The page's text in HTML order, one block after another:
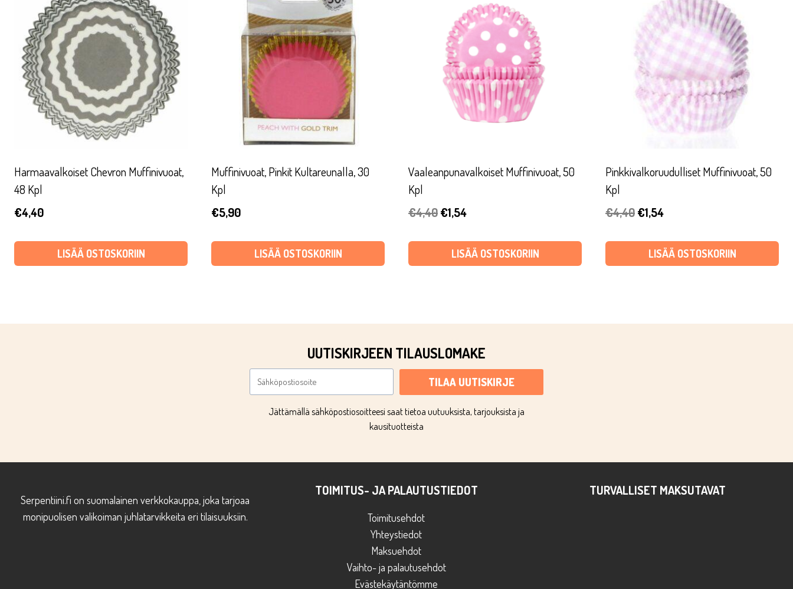
Harmaavalkoiset Chevron Muffinivuoat,
48 Kpl
€4,40
LISÄÄ OSTOSKORIIN
Muffinivuoat, Pinkit Kultareunalla, 30
Kpl
€5,90
LISÄÄ OSTOSKORIIN
Vaaleanpunavalkoiset Muffinivuoat, 50
Kpl
€4,40Alkuperäinen
oli:
€4,40.
€1,54Nykyinen
on:
€1,54.
LISÄÄ OSTOSKORIIN
Pinkkivalkoruudulliset Muffinivuoat, 50
Kpl
€4,40Alkuperäinen
oli:
€4,40.
€1,54Nykyinen
on:
€1,54.
LISÄÄ OSTOSKORIIN
UUTISKIRJEEN TILAUSLOMAKE
TILAA UUTISKIRJE
Jättämällä sähköpostiosoitteesi saat tietoa uutuuksista, tarjouksista ja
kausituotteista
Serpentiini.fi on suomalainen verkkokauppa, joka tarjoaa
monipuolisen valikoiman juhlatarvikkeita eri tilaisuuksiin.
TOIMITUS- JA PALAUTUSTIEDOT
Toimitusehdot
Yhteystiedot
Maksuehdot
Vaihto- ja palautusehdot
Evästekäytäntömme
TURVALLISET MAKSUTAVAT